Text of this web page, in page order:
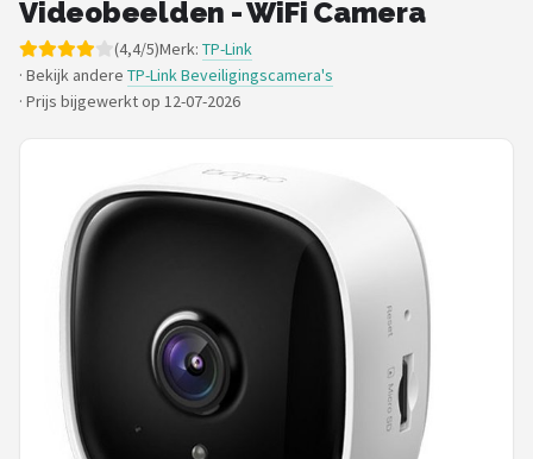
Beveiligingscamera's
Camera Deurbellen
Shop
POPULAIRE MERKEN
Home-Locking
Reolink
Videobeelden - WiFi Camera
(4,4/5)Merk: TP-Link
· Bekijk andere TP-Link Beveiligingscamera's
· Prijs bijgewerkt op 12-07-2026